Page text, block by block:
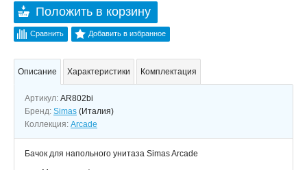
Положить в корзину
Сравнить Добавить в избранное
Описание Характеристики Комплектация
Артикул: AR802bi
Бренд: Simas (Италия)
Коллекция: Arcade
Бачок для напольного унитаза Simas Arcade